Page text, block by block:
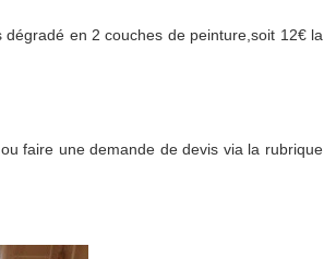
en 2 couches de peinture,soit 12€ la
faire une demande de devis via la rubrique